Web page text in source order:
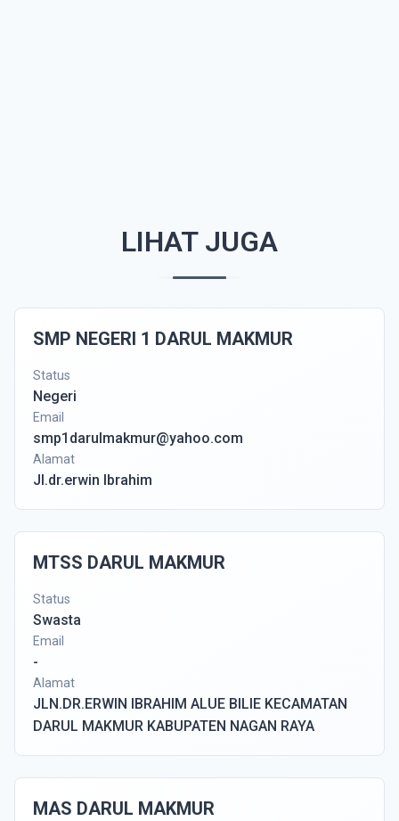
LIHAT JUGA
SMP NEGERI 1 DARUL MAKMUR
Status
Negeri
Email
smp1darulmakmur@yahoo.com
Alamat
Jl.dr.erwin Ibrahim
MTSS DARUL MAKMUR
Status
Swasta
Email
-
Alamat
JLN.DR.ERWIN IBRAHIM ALUE BILIE KECAMATAN
DARUL MAKMUR KABUPATEN NAGAN RAYA
MAS DARUL MAKMUR